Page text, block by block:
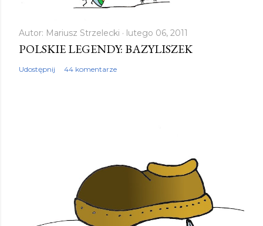
Autor: Mariusz Strzelecki lutego 06, 2011
POLSKIE LEGENDY: BAZYLISZEK
Udostępnij 44 komentarze